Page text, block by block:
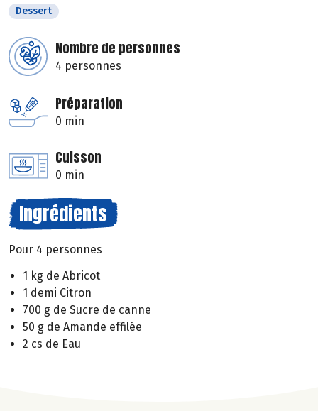
Dessert
Nombre de personnes
4 personnes
Préparation
0 min
Cuisson
0 min
Ingrédients
Pour 4 personnes
1 kg de Abricot
1 demi Citron
700 g de Sucre de canne
50 g de Amande effilée
2 cs de Eau